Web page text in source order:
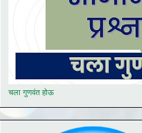
चला गुणवंत होऊ